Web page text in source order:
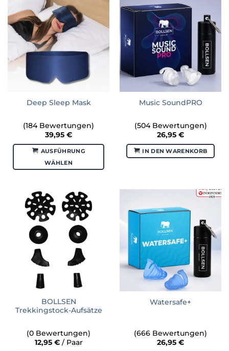
Deep Sleep Mask
(184 Bewertungen)
39,95 €
AUSFÜHRUNG
WÄHLEN
weist
mehrere
Varianten
auf.
Die
Optionen
können
gewählt
werden
Music SoundPRO
(504 Bewertungen)
26,95 €
IN DEN WARENKORB
BOLLSEN
Trekkingstock-Aufsätze
(0 Bewertungen)
12,95 €/ Paar
Watersafe+
(666 Bewertungen)
26,95 €